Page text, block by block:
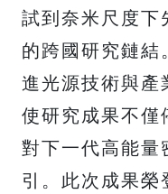
試到奈米尺度下
的跨國研究鏈結
進光源技術與產
使研究成果不僅
對下一代高能量
引。此次成果榮